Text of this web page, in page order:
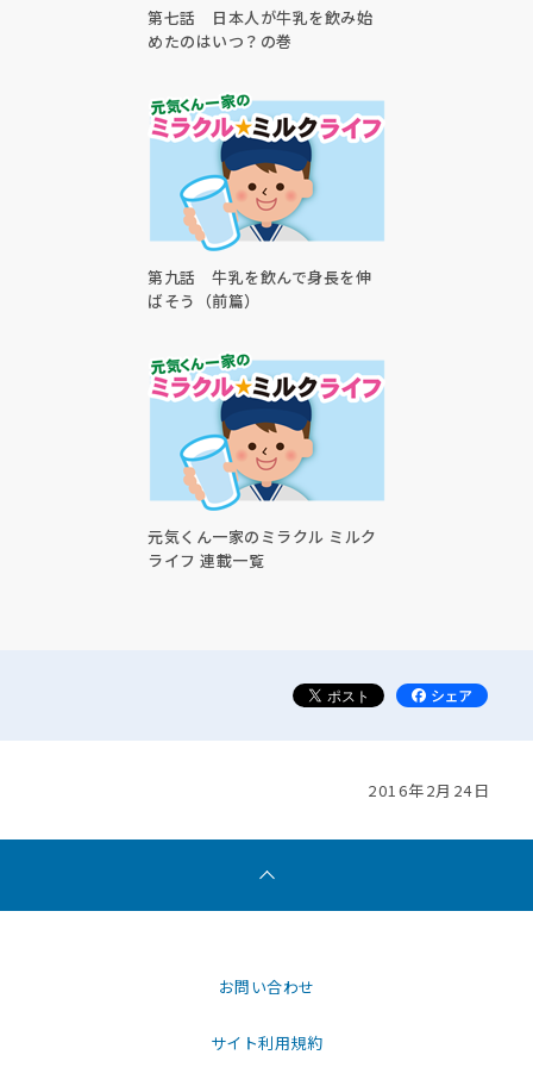
第七話 日本人が牛乳を飲み始
めたのはいつ？の巻
第九話 牛乳を飲んで身長を伸
ばそう（前篇）
元気くん一家のミラクル ミルク
ライフ 連載一覧
2016年2月24日
お問い合わせ
サイト利用規約